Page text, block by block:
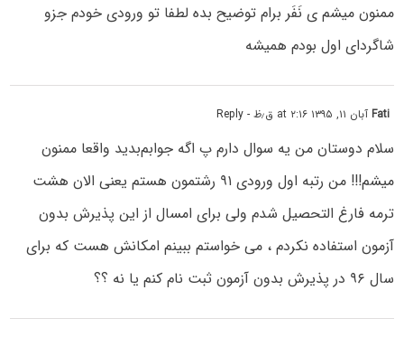
ممنون میشم ی نَفَر برام توضیح بده لطفا تو ورودی خودم جزو
شاگردای اول بودم همیشه
Fatiآبان ۱۱, ۱۳۹۵ at ۲:۱۶ ق٫ظ - Reply
سلام دوستان من یه سوال دارم پ اگه جوابم‌بدید واقعا ممنون
میشم!!! من رتبه اول ورودی ۹۱ رشتمون هستم یعنی الان هشت
ترمه فارغ التحصیل شدم ولی برای امسال از این پذیرش بدون
آزمون استفاده نکردم ، می خواستم ببینم امکانش هست که برای
سال ۹۶ در پذیرش بدون آزمون ثبت نام کنم یا نه ؟؟